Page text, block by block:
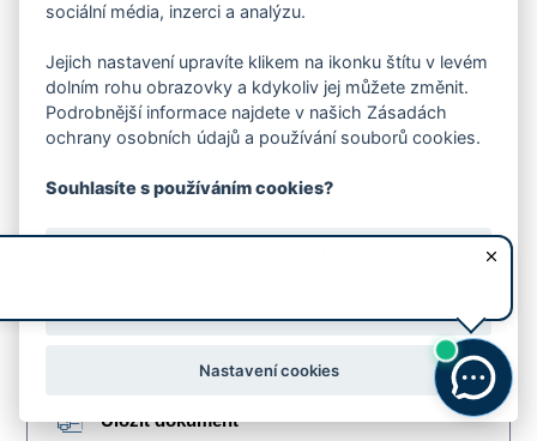
Zobrazit dokument
Uložit dokument
Akce - III.Q. a mimořádné podpory
0.04MB
Uložit dokument
sociální média, inzerci a analýzu.
Jejich nastavení upravíte klikem na ikonku štítu v levém
dolním rohu obrazovky a kdykoliv jej můžete změnit.
Podrobnější informace najdete v našich Zásadách
ochrany osobních údajů a používání souborů cookies.
Souhlasíte s používáním cookies?
Nastavení cookies